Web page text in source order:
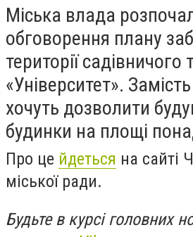
Міська влада
обговорення плану
території садівничого
«Університет».
хочуть дозволити
будинки на площі
Про це йдеться на сайті
міської ради.
Будьте в курсі головних